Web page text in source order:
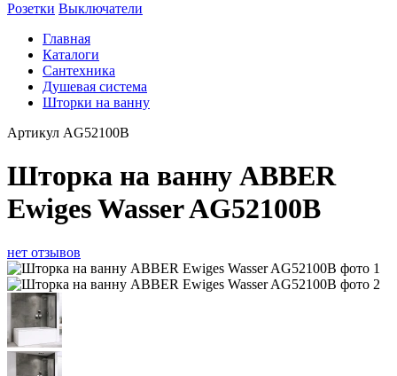
Розетки Выключатели
Главная
Каталоги
Сантехника
Душевая система
Шторки на ванну
Артикул AG52100B
Шторка на ванну ABBER
Ewiges Wasser AG52100B
нет отзывов